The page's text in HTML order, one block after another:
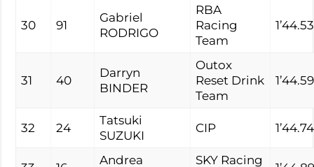
30 91
Gabriel
RODRIGO
RBA
Racing
Team
31 40
Darryn
BINDER
Outox
Reset Drink
Team
32 24
Tatsuki
SUZUKI
CIP
Andrea
SKY Racing